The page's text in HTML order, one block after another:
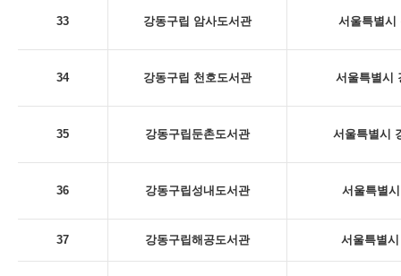
33 강동구립 암사도서관 서울특별시
34 강동구립 천호도서관 서울특별시
35 강동구립둔촌도서관 서울특별시
36 강동구립성내도서관 서울특별
37 강동구립해공도서관 서울특별